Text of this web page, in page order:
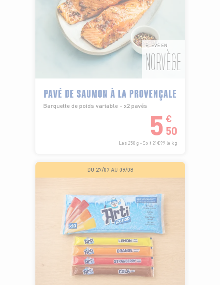
ÉLEVÉ EN
NORVÈGE
PAVÉ DE SAUMON À LA PROVENÇALE
Barquette de poids variable - x2 pavés
5 €
50
Les 250 g - Soit 21€99 le kg
DU 27/07 AU 09/08